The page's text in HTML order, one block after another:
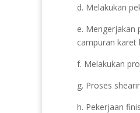
d. Melakukan
e. Mengerjakan
campuran karet
f. Melakukan
g. Proses
h. Pekerjaan